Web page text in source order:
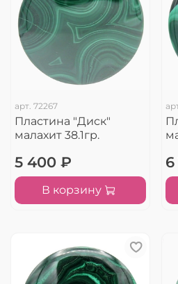
арт. 72267
Пластина "Диск"
малахит 38.1гр.
5 400 ₽
В корзину
6